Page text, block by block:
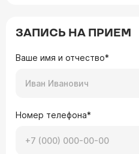
ЗАПИСЬ НА ПРИЕМ
Ваше имя и отчество*
Номер телефона*